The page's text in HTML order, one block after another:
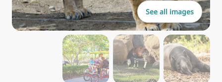
See all images